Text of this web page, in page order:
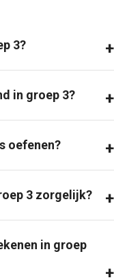
3?
in groep 3?
oefenen?
3 zorgelijk?
in groep